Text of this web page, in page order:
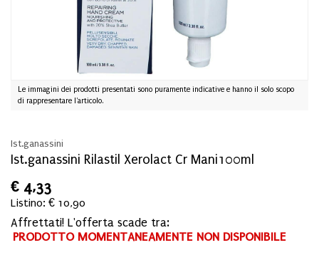
Le immagini dei prodotti presentati sono puramente indicative e hanno il solo scopo
di rappresentare l'articolo.
Ist.ganassini
Ist.ganassini Rilastil Xerolact Cr Mani100ml
€ 4,33
Listino: € 10,90
Affrettati! L'offerta scade tra:
PRODOTTO MOMENTANEAMENTE NON DISPONIBILE